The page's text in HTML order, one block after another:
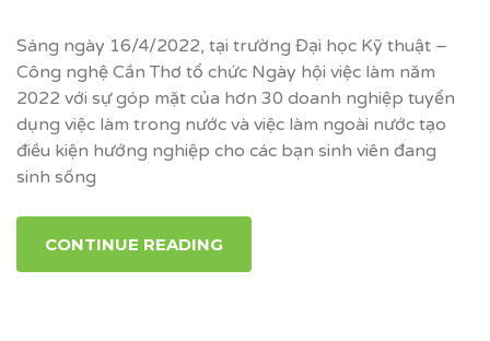
Sáng ngày 16/4/2022, tại trường Đại học Kỹ thuật –
Công nghệ Cần Thơ tổ chức Ngày hội việc làm năm
2022 với sự góp mặt của hơn 30 doanh nghiệp tuyển
dụng việc làm trong nước và việc làm ngoài nước tạo
điều kiện hướng nghiệp cho các bạn sinh viên đang
sinh sống
CONTINUE READING